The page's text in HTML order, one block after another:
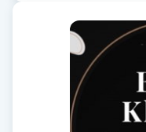
Fransförlängning
Fransförlängning Volym
Fransk manikyr